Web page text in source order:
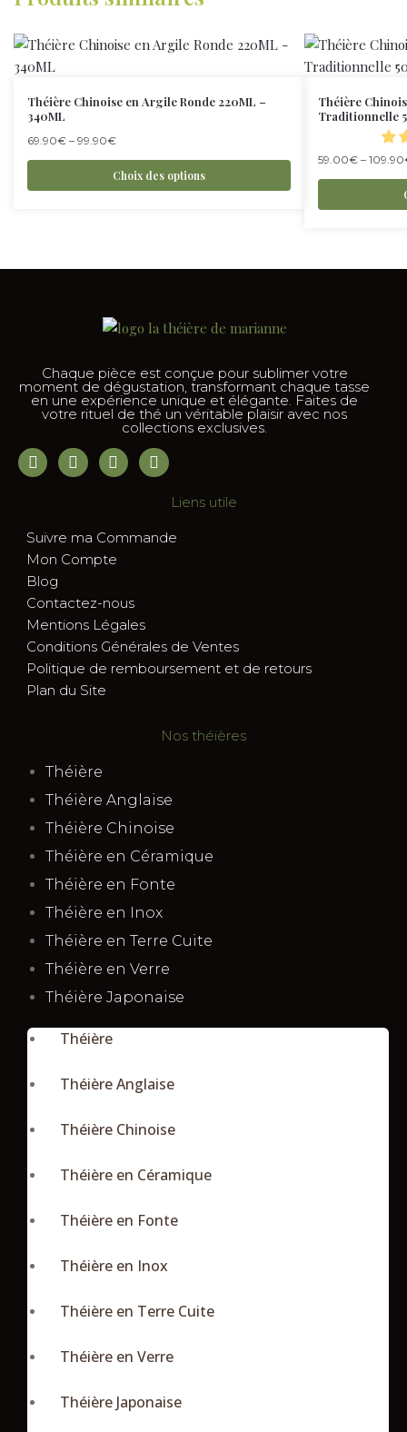
Théière Chinoise en Argile Ronde 220ML –
340ML
69.90€ – 99.90€
Choix des options
Théière
Traditionnelle
59.00€ – 109.90
Chaque pièce est conçue pour sublimer votre
moment de dégustation, transformant chaque tasse
en une expérience unique et élégante. Faites de
votre rituel de thé un véritable plaisir avec nos
collections exclusives.
Liens utile
Suivre ma Commande
Mon Compte
Blog
Contactez-nous
Mentions Légales
Conditions Générales de Ventes
Politique de remboursement et de retours
Plan du Site
Nos théières
Théière
Théière Anglaise
Théière Chinoise
Théière en Céramique
Théière en Fonte
Théière en Inox
Théière en Terre Cuite
Théière en Verre
Théière Japonaise
Théière
Théière Anglaise
Théière Chinoise
Théière en Céramique
Théière en Fonte
Théière en Inox
Théière en Terre Cuite
Théière en Verre
Théière Japonaise